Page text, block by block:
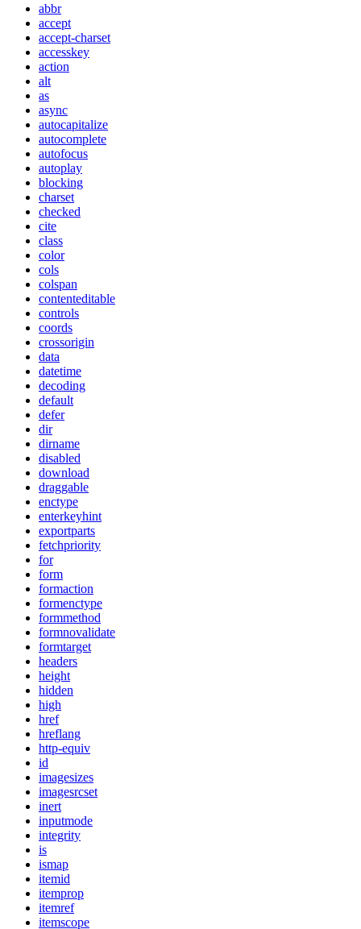
abbr
accept
accept-charset
accesskey
action
alt
as
async
autocapitalize
autocomplete
autofocus
autoplay
blocking
charset
checked
cite
class
color
cols
colspan
contenteditable
controls
coords
crossorigin
data
datetime
decoding
default
defer
dir
dirname
disabled
download
draggable
enctype
enterkeyhint
exportparts
fetchpriority
for
form
formaction
formenctype
formmethod
formnovalidate
formtarget
headers
height
hidden
high
href
hreflang
http-equiv
id
imagesizes
imagesrcset
inert
inputmode
integrity
is
ismap
itemid
itemprop
itemref
itemscope